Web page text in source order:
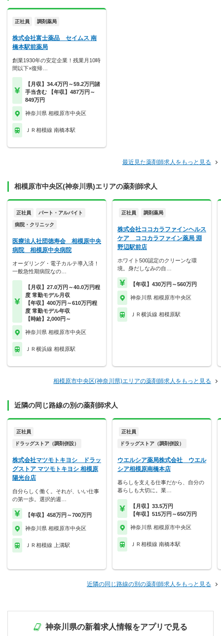
正社員 調剤薬局
株式会社富士薬品 セイムス 南
橋本駅前薬局
創業1930年の安定企業！残業月10時
間以下×復帰…
【月収】34.4万円～59.2万円諸
手当含む 【年収】487万円～
849万円
神奈川県 相模原市中央区
ＪＲ相模線 南橋本駅
最近見た薬剤師求人をもっと見る
相模原市中央区(神奈川県)エリアの薬剤師求人
正社員 パート・アルバイト
病院・クリニック
医療法人社団徳寿会 相模原中央
病院 相模原中央病院
オーダリング・電子カルテ導入済！
一般急性期病院なの…
【月収】27.0万円～40.0万円程
度 常勤モデル月収
【年収】400万円～610万円程
度 常勤モデル年収
【時給】2,000円～
神奈川県 相模原市中央区
ＪＲ横浜線 相模原駅
正社員 調剤薬局
株式会社ココカラファインヘルス
ケア ココカラファイン薬局 淵
野辺駅前店
ホワイト500認定のクリーンな環
境。身だしなみの自…
【年収】430万円～560万円
神奈川県 相模原市中央区
ＪＲ横浜線 相模原駅
相模原市中央区(神奈川県)エリアの薬剤師求人をもっと見る
近隣の同じ路線の別の薬剤師求人
正社員
ドラッグストア（調剤併設）
株式会社マツモトキヨシ ドラッ
グストア マツモトキヨシ 相模原
陽光台店
自分らしく働く。それが、いい仕事
の第一歩。選択的週…
【年収】458万円～700万円
神奈川県 相模原市中央区
ＪＲ相模線 上溝駅
正社員
ドラッグストア（調剤併設）
ウエルシア薬局株式会社 ウエル
シア相模原南橋本店
暮らしを支える仕事だから、自分の
暮らしも大切に。業…
【月収】33.5万円
【年収】515万円～650万円
神奈川県 相模原市中央区
ＪＲ相模線 南橋本駅
近隣の同じ路線の別の薬剤師求人をもっと見る
神奈川県の新着求人情報をアプリで見る